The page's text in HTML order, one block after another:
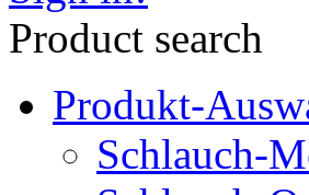
Product search
Produkt-
Schlauch-